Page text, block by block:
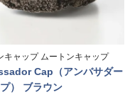
キャップ ムートンキャップ
Cap（アンバサダー
） ブラウン